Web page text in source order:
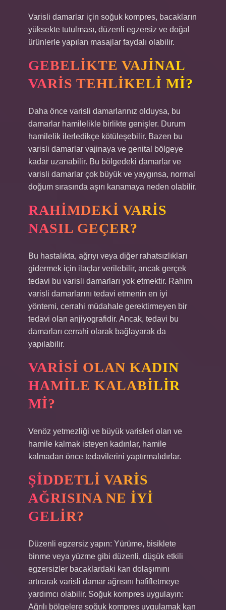
Varisli damarlar için soğuk kompres, bacakların
yüksekte tutulması, düzenli egzersiz ve doğal
ürünlerle yapılan masajlar faydalı olabilir.
GEBELIKTE VAJINAL
VARIS TEHLIKELI MI?
Daha önce varisli damarlarınız olduysa, bu
damarlar hamilelikle birlikte genişler. Durum
hamilelik ilerledikçe kötüleşebilir. Bazen bu
varisli damarlar vajinaya ve genital bölgeye
kadar uzanabilir. Bu bölgedeki damarlar ve
varisli damarlar çok büyük ve yaygınsa, normal
doğum sırasında aşırı kanamaya neden olabilir.
RAHIMDEKI VARIS
NASIL GEÇER?
Bu hastalıkta, ağrıyı veya diğer rahatsızlıkları
gidermek için ilaçlar verilebilir, ancak gerçek
tedavi bu varisli damarları yok etmektir. Rahim
varisli damarlarını tedavi etmenin en iyi
yöntemi, cerrahi müdahale gerektirmeyen bir
tedavi olan anjiyografidir. Ancak, tedavi bu
damarları cerrahi olarak bağlayarak da
yapılabilir.
VARISI OLAN KADIN
HAMILE KALABILIR
MI?
Venöz yetmezliği ve büyük varisleri olan ve
hamile kalmak isteyen kadınlar, hamile
kalmadan önce tedavilerini yaptırmalıdırlar.
ŞIDDETLI VARIS
AĞRISINA NE IYI
GELIR?
Düzenli egzersiz yapın: Yürüme, bisiklete
binme veya yüzme gibi düzenli, düşük etkili
egzersizler bacaklardaki kan dolaşımını
artırarak varisli damar ağrısını hafifletmeye
yardımcı olabilir. Soğuk kompres uygulayın:
Ağrılı bölgelere soğuk kompres uygulamak kan